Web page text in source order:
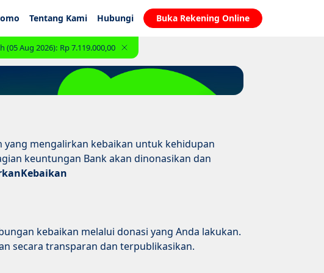
Tentang Kami Hubungi
(05 Aug 2026): Rp 7.119.000,00
Buka Rekening Online
mengalirkan kebaikan untuk kehidupan
keuntungan Bank akan dinonasikan dan
kebaikan melalui donasi yang Anda lakukan.
secara transparan dan terpublikasikan.